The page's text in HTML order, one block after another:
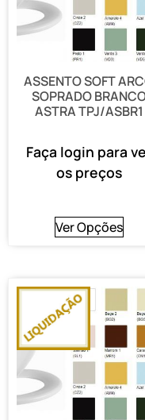
ASSENTO SOFT
SOPRADO
ASTRA TPJ/ASBR1
Faça login para
os preços
Ver Opções